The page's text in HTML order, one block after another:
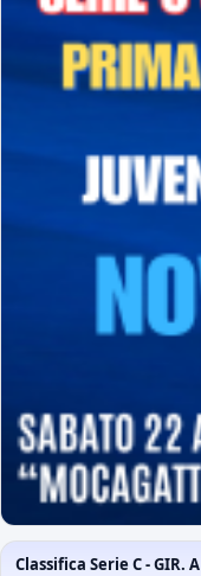
Classifica Serie C - GIR. A